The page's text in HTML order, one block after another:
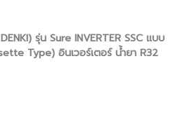
รุ่น Sure INVERTER SSC แบบ
Type) อินเวอร์เตอร์ น้ำยา R32